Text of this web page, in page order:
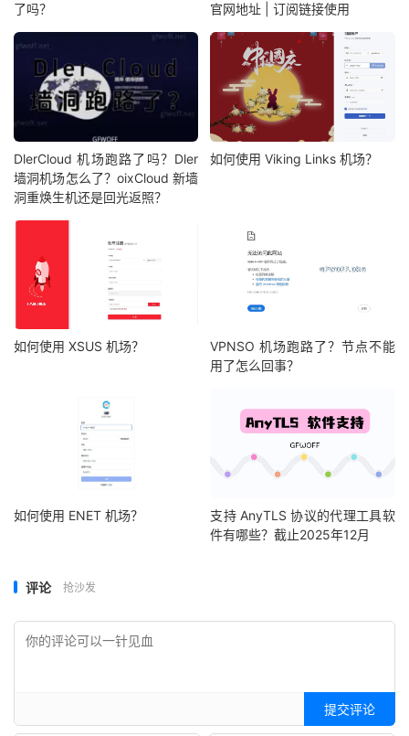
了吗？
官网地址 | 订阅链接使用
DlerCloud 机场跑路了吗？Dler
墙洞机场怎么了？oixCloud 新墙
洞重焕生机还是回光返照？
如何使用 Viking Links 机场？
如何使用 XSUS 机场？
VPNSO 机场跑路了？节点不能
用了怎么回事？
如何使用 ENET 机场？
支持 AnyTLS 协议的代理工具软
件有哪些？截止2025年12月
评论 抢沙发
提交评论